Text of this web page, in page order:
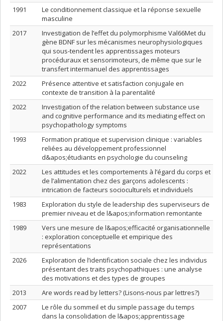
1991
Le conditionnement classique et la réponse sexuelle
masculine
2017
Investigation de l’effet du polymorphisme Val66Met du
gène BDNF sur les mécanismes neurophysiologiques
qui sous-tendent les apprentissages moteurs
procéduraux et sensorimoteurs, de même que sur le
transfert intermanuel des apprentissages
2022
Présence attentive et satisfaction conjugale en
contexte de transition à la parentalité
2022
Investigation of the relation between substance use
and cognitive performance and its mediating effect on
psychopathology symptoms
1993
Formation pratique et supervision clinique : variables
reliées au développement professionnel
d&apos;étudiants en psychologie du counseling
2022
Les attitudes et les comportements à l’égard du corps et
de l’alimentation chez des garçons adolescents :
intrication de facteurs socioculturels et individuels
1983
Exploration du style de leadership des superviseurs de
premier niveau et de l&apos;information remontante
1989
Vers une mesure de l&apos;efficacité organisationnelle
: exploration conceptuelle et empirique des
représentations
2026
Exploration de l’identification sociale chez les individus
présentant des traits psychopathiques : une analyse
des motivations et des types de groupes
2013
Are words read by letters? (Lisons-nous par lettres?)
2007
Le rôle du sommeil et du simple passage du temps
dans la consolidation de l&apos;apprentissage